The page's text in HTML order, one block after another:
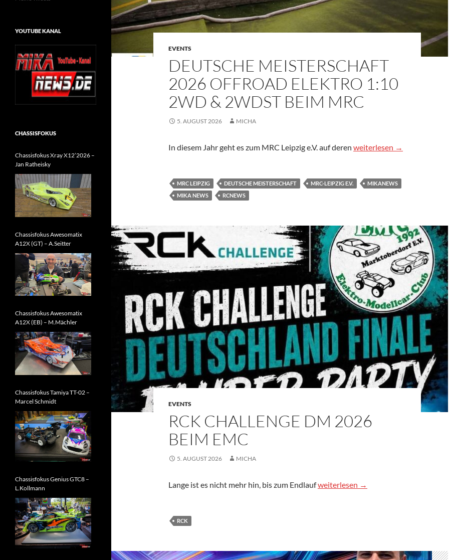
EVENTS
DEUTSCHE MEISTERSCHAFT
2026 OFFROAD ELEKTRO 1:10
2WD & 2WDST BEIM MRC
5. AUGUST 2026 MICHA
In diesem Jahr geht es zum MRC Leipzig e.V. auf deren Deutsche Meisterschaft
weiterlesen →
MRC LEIPZIG DEUTSCHE MEISTERSCHAFT MRC-LEIPZIG E.V.
MIKANEWS
MIKA NEWS
RCNEWS
EVENTS
RCK CHALLENGE DM 2026
BEIM EMC
5. AUGUST 2026 MICHA
Lange ist es nicht mehr hin, bis zum EndlaufRCK Challenge DM 2026 beim EMC
weiterlesen →
RCK
YOUTUBE KANAL
CHASSISFOKUS
Chassisfokus Xray X12’2026 –
Jan Ratheisky
Chassisfokus Awesomatix
A12X (GT) – A.Seitter
Chassisfokus Awesomatix
A12X (EB) – M.Mächler
Chassisfokus Tamiya TT-02 –
Marcel Schmidt
Chassisfokus Genius GTC8 –
L.Kollmann